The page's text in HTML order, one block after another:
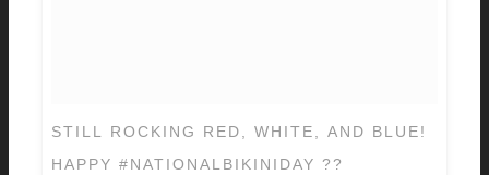
STILL ROCKING RED, WHITE, AND BLUE!
HAPPY #NATIONALBIKINIDAY ??